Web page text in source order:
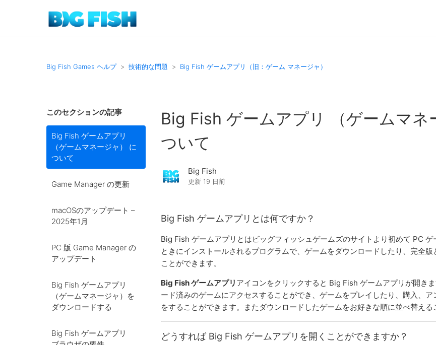
Big Fish Games ヘルプ 技術的な問題 Big Fish ゲームアプリ（旧：ゲーム マネージャ）
このセクションの記事
Big Fish ゲームアプリ
（ゲームマネージャ） に
ついて
Game Manager の更新
macOSのアップデート –
2025年1月
PC 版 Game Manager の
アップデート
Big Fish ゲームアプリ
（ゲームマネージャ）を
ダウンロードする
Big Fish ゲームアプリ
Big Fish ゲームアプリ （ゲームマネ
ついて
Big Fish
更新 19 日前
Big Fish ゲームアプリとは何ですか？
Big Fish ゲームアプリとはビッグフィッシュゲームズのサイトより初めて PC ゲ
ときにインストールされるプログラムで、ゲームをダウンロードしたり、完全版
ことができます。
Big Fish ゲームアプリ アイコンをクリックすると Big Fish ゲームアプリが開き
ード済みのゲームにアクセスすることができ、ゲームをプレイしたり、購入、
をすることができます。またダウンロードしたゲームをお好きな順に並べ替える
どうすれば Big Fish ゲームアプリを開くことができますか？